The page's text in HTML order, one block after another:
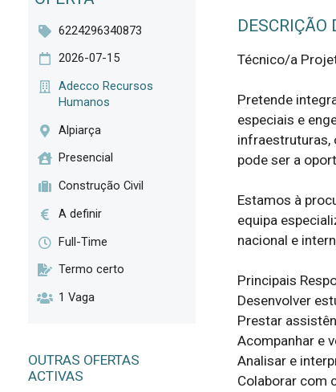
6224296340873
2026-07-15
Adecco Recursos
Humanos
Alpiarça
Presencial
Construção Civil
A definir
Full-Time
Termo certo
1 Vaga
OUTRAS OFERTAS
ACTIVAS
DESCRIÇÃO
Técnico/a
Pretende
especiais e
infraestruturas,
pode ser a
Estamos à
equipa
nacional e
Principais
Desenvolver
Prestar
Acompanhar e
Analisar e
Colaborar com